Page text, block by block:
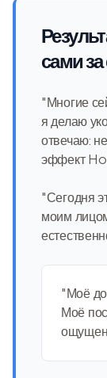
сами
"Многие
я делаю
отвечаю:
эффект
"Сегодня
моим
"Моё
Моё